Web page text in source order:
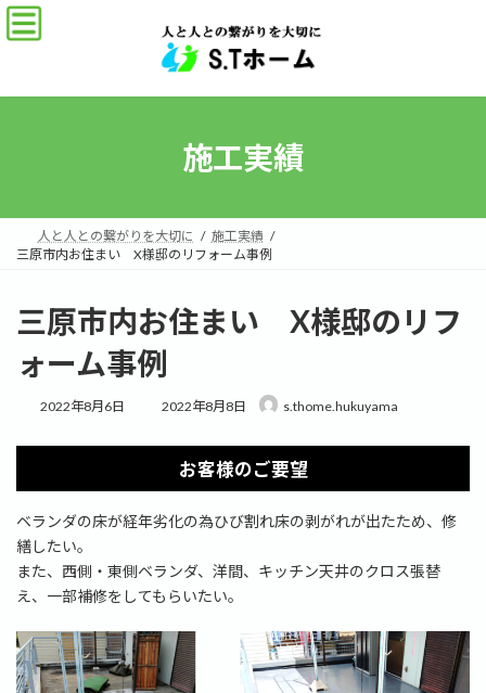
コ
ン
ツ
ナ
ビ
シ
施工実績
人と人との繋がりを大切に
施工実績
三原市内お住まい X様邸のリフォーム事例
三原市内お住まい X様邸のリフ
ォーム事例
2022年8月6日
最
:
2022年8月8日 s.thome.hukuyama
お客様のご要望
ベランダの床が経年劣化の為ひび割れ床の剥がれが出たため、修
繕したい。
また、西側・東側ベランダ、洋間、キッチン天井のクロス張替
え、一部補修をしてもらいたい。